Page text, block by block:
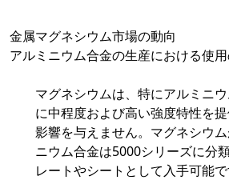
金属マグネシウム市場の動向
アルミニウム合金の生産における使
マグネシウムは、特にアルミニ
に中程度および高い強度特性を
影響を与えません。マグネシウ
ニウム合金は5000シリーズに分
レートやシートとして入手可能で